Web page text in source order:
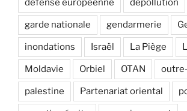
défense européenne dépollution
garde nationale gendarmerie
inondations Israël La Piège
Moldavie Orbiel OTAN
palestine Partenariat oriental